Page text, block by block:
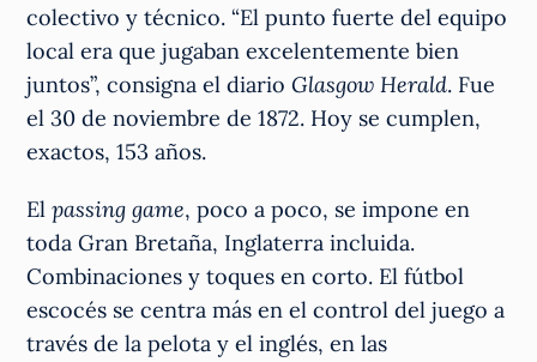
colectivo y técnico. “El punto fuerte del equipo
local era que jugaban excelentemente bien
juntos”, consigna el diario Glasgow Herald. Fue
el 30 de noviembre de 1872. Hoy se cumplen,
exactos, 153 años.
Elpassing game, poco a poco, se impone en
toda Gran Bretaña, Inglaterra incluida.
Combinaciones y toques en corto. El fútbol
escocés se centra más en el control del juego a
través de la pelota y el inglés, en las